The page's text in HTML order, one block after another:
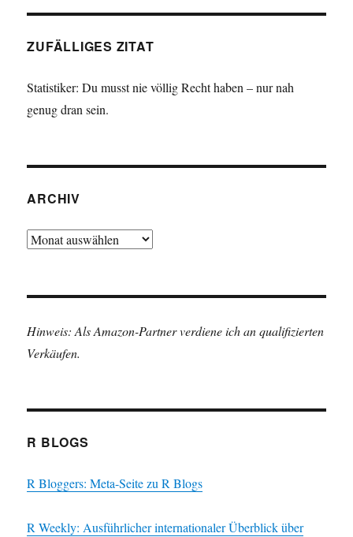
ZUFÄLLIGES ZITAT
Statistiker: Du musst nie völlig Recht haben – nur nah
genug dran sein.
ARCHIV
Archiv
Hinweis: Als Amazon-Partner verdiene ich an qualifizierten
Verkäufen.
R BLOGS
R Bloggers: Meta-Seite zu R Blogs
R Weekly: Ausführlicher internationaler Überblick über